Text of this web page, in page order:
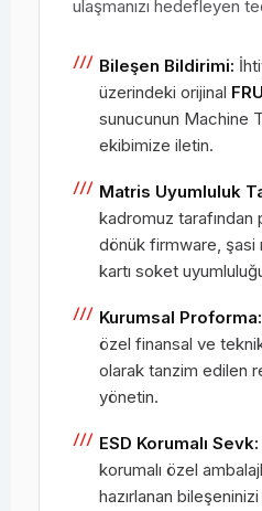
ulaşmanızı hedefleyen
Bileşen Bildirimi:
üzerindeki orijinal FRU
sunucunun Machine
ekibimize iletin.
Matris Uyumluluk
kadromuz tarafından
dönük firmware,
kartı soket
Kurumsal Proforma:
özel finansal ve
olarak tanzim edilen
yönetin.
ESD Korumalı Sevk:
korumalı özel
hazırlanan